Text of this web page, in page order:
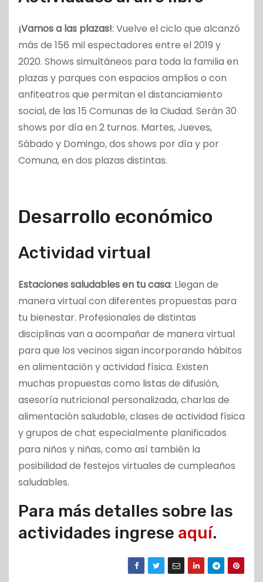
¡Vamos a las plazas!: Vuelve el ciclo que alcanzó
más de 156 mil espectadores entre el 2019 y
2020. Shows simultáneos para toda la familia en
plazas y parques con espacios amplios o con
anfiteatros que permitan el distanciamiento
social, de las 15 Comunas de la Ciudad. Serán 30
shows por día en 2 turnos. Martes, Jueves,
Sábado y Domingo, dos shows por día y por
Comuna, en dos plazas distintas.
Desarrollo económico
Actividad virtual
Estaciones saludables en tu casa: Llegan de
manera virtual con diferentes propuestas para
tu bienestar. Profesionales de distintas
disciplinas van a acompañar de manera virtual
para que los vecinos sigan incorporando hábitos
en alimentación y actividad física. Existen
muchas propuestas como listas de difusión,
asesoría nutricional personalizada, charlas de
alimentación saludable, clases de actividad física
y grupos de chat especialmente planificados
para niños y niñas, como así también la
posibilidad de festejos virtuales de cumpleaños
saludables.
Para más detalles sobre las
actividades ingrese aquí.